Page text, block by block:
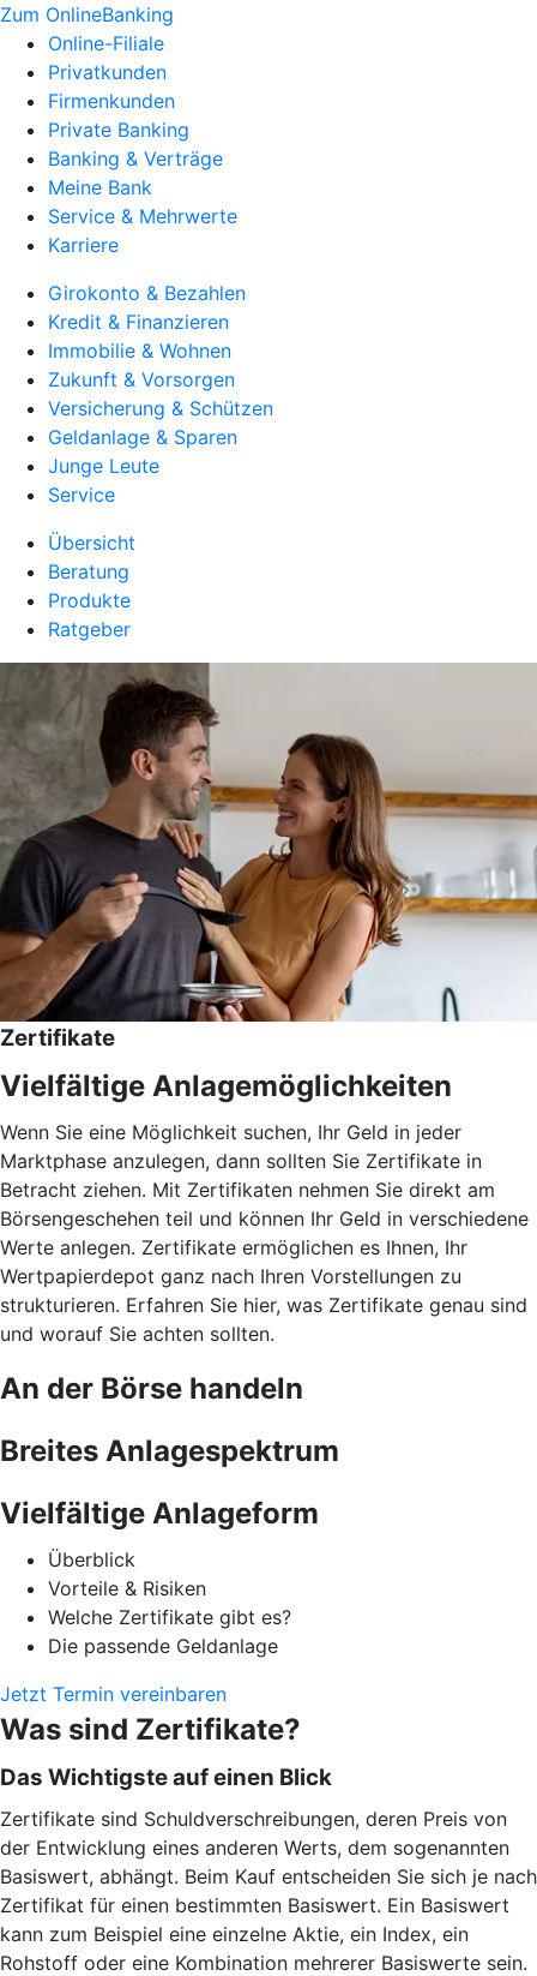
Zum OnlineBanking
Online-Filiale
Privatkunden
Firmenkunden
Private Banking
Banking & Verträge
Meine Bank
Service & Mehrwerte
Karriere
Girokonto & Bezahlen
Kredit & Finanzieren
Immobilie & Wohnen
Zukunft & Vorsorgen
Versicherung & Schützen
Geldanlage & Sparen
Junge Leute
Service
Übersicht
Beratung
Produkte
Ratgeber
Zertifikate
Vielfältige Anlagemöglichkeiten
Wenn Sie eine Möglichkeit suchen, Ihr Geld in jeder
Marktphase anzulegen, dann sollten Sie Zertifikate in
Betracht ziehen. Mit Zertifikaten nehmen Sie direkt am
Börsengeschehen teil und können Ihr Geld in verschiedene
Werte anlegen. Zertifikate ermöglichen es Ihnen, Ihr
Wertpapierdepot ganz nach Ihren Vorstellungen zu
strukturieren. Erfahren Sie hier, was Zertifikate genau sind
und worauf Sie achten sollten.
An der Börse handeln
Breites Anlagespektrum
Vielfältige Anlageform
Überblick
Vorteile & Risiken
Welche Zertifikate gibt es?
Die passende Geldanlage
Jetzt Termin vereinbaren
Was sind Zertifikate?
Das Wichtigste auf einen Blick
Zertifikate sind Schuldverschreibungen, deren Preis von
der Entwicklung eines anderen Werts, dem sogenannten
Basiswert, abhängt. Beim Kauf entscheiden Sie sich je nach
Zertifikat für einen bestimmten Basiswert. Ein Basiswert
kann zum Beispiel eine einzelne Aktie, ein Index, ein
Rohstoff oder eine Kombination mehrerer Basiswerte sein.